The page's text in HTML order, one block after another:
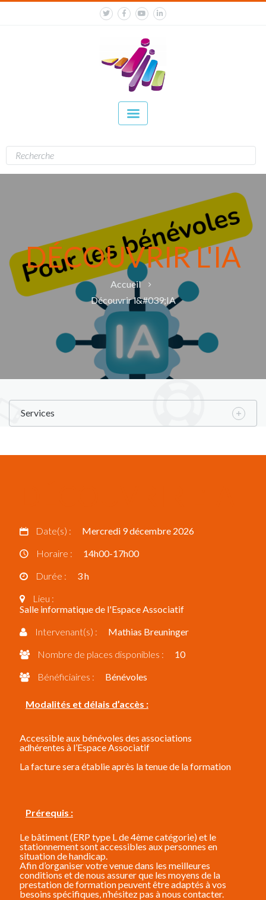
DÉCOUVRIR L'IA
Accueil
Découvrir l&#039;IA
Services
Date(s) : Mercredi 9 décembre 2026
Horaire : 14h00-17h00
Durée : 3 h
Lieu :
Salle informatique de l'Espace Associatif
Intervenant(s) : Mathias Breuninger
Nombre de places disponibles : 10
Bénéficiaires : Bénévoles
Modalités et délais d’accès :
Accessible aux bénévoles des associations
adhérentes à l’Espace Associatif
La facture sera établie après la tenue de la formation
Prérequis :
Le bâtiment (ERP type L de 4ème catégorie) et le
stationnement sont accessibles aux personnes en
situation de handicap.
Afin d’organiser votre venue dans les meilleures
conditions et de nous assurer que les moyens de la
prestation de formation peuvent être adaptés à vos
besoins spécifiques, n’hésitez pas à nous contacter.